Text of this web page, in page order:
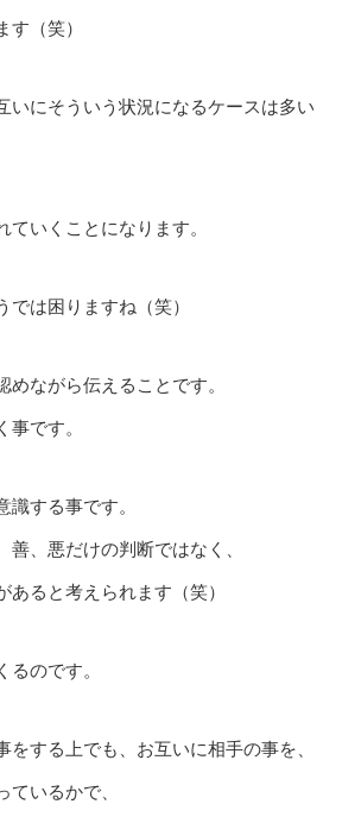
す（笑）
いにそういう状況になるケースは多い
ていくことになります。
は困りますね（笑）
めながら伝えることです。
事です。
識する事です。
善、悪だけの判断ではなく、
あると考えられます（笑）
るのです。
をする上でも、お互いに相手の事を、
ているかで、